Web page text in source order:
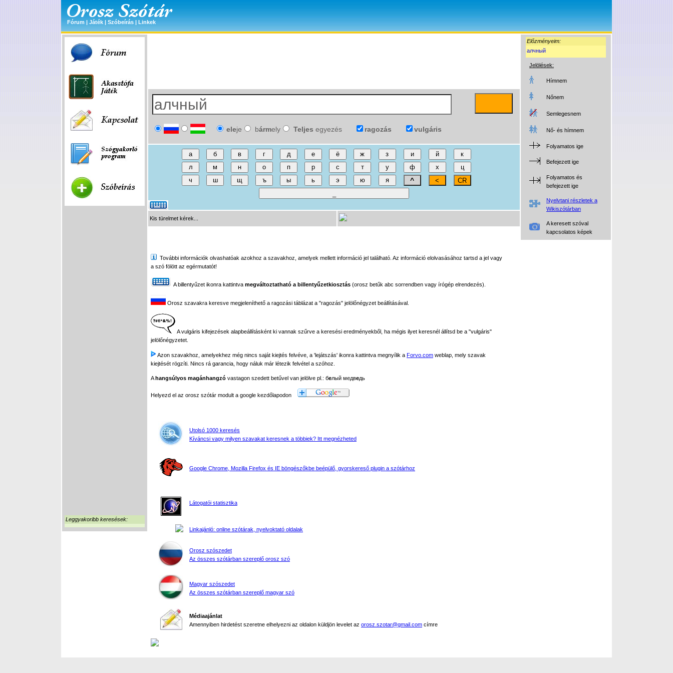
Fórum | Játék | Szóbeírás | Linkek
Előzményeim:
алчный
Jelölések:
Hímnem
Nőnem
Semlegesnem
Nő- és hímnem
Folyamatos ige
Befejezett ige
Folyamatos és
befejezett ige
Nyelvtani részletek a
Wikiszótárban
A keresett szóval
kapcsolatos képek
Leggyakoribb keresések:
eleje bármely Teljes egyezés ragozás vulgáris
Kis türelmet kérek...
További információk olvashatóak azokhoz a szavakhoz, amelyek mellett információ jel található. Az információ elolvasásához tartsd a jel vagy
a szó fölött az egérmutatót!
A billentyűzet ikonra kattintva megváltoztatható a billentyűzetkiosztás (orosz betűk abc sorrendben vagy írógép elrendezés).
Orosz szavakra keresve megjeleníthető a ragozási táblázat a "ragozás" jelölőnégyzet beállításával.
A vulgáris kifejezések alapbeállításként ki vannak szűrve a keresési eredményekből, ha mégis ilyet keresnél állítsd be a "vulgáris"
jelölőnégyzetet.
Azon szavakhoz, amelyekhez még nincs saját kiejtés felvéve, a 'lejátszás' ikonra kattintva megnyílik a Forvo.com weblap, mely szavak
kiejtését rögzíti. Nincs rá garancia, hogy náluk már létezik felvétel a szóhoz.
Ahangsúlyos magánhangzó vastagon szedett betűvel van jelölve pl.: белый медведь
Helyezd el az orosz szótár modult a google kezdőlapodon
Utolsó 1000 keresés
Kíváncsi vagy milyen szavakat keresnek a többiek? Itt megnézheted
Google Chrome, Mozilla Firefox és IE böngészőkbe beépülő, gyorskereső plugin a szótárhoz
Látogatói statisztika
Linkajánló: online szótárak, nyelvoktató oldalak
Orosz szószedet
Az összes szótárban szereplő orosz szó
Magyar szószedet
Az összes szótárban szereplő magyar szó
Médiaajánlat
Amennyiben hirdetést szeretne elhelyezni az oldalon küldjön levelet az orosz.szotar@gmail.com címre